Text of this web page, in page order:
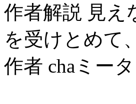
作者解説 見え
を受けとめて
作者 chaミー